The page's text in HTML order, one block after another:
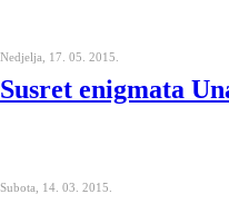
Nedjelja, 17. 05. 2015.
Susret enigmata
Subota, 14. 03. 2015.